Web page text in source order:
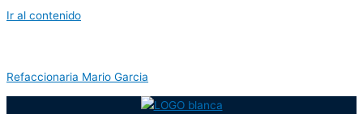
Ir al contenido
Refaccionaria Mario Garcia